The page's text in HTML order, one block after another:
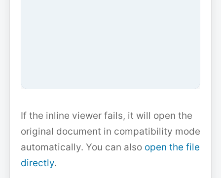
If the inline viewer fails, it will open the
original document in compatibility mode
automatically. You can also open the file
directly.